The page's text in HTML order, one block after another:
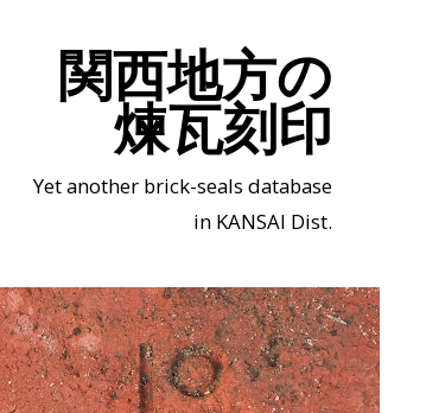
関西地方の
煉瓦刻印
Yet another brick-seals database
in KANSAI Dist.